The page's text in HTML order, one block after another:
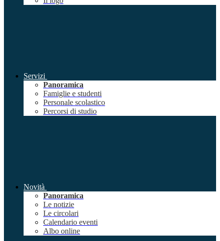
Servizi
Panoramica
Famiglie e studenti
Personale scolastico
Percorsi di studio
Novità
Panoramica
Le notizie
Le circolari
Calendario eventi
Albo online